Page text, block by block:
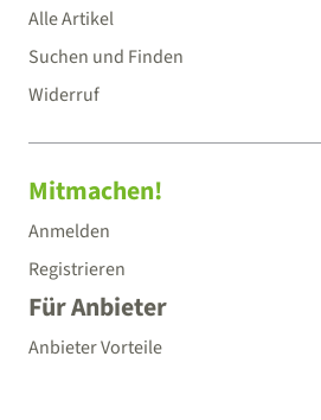
Alle Artikel
Suchen und Finden
Widerruf
Mitmachen!
Anmelden
Registrieren
Für Anbieter
Anbieter Vorteile